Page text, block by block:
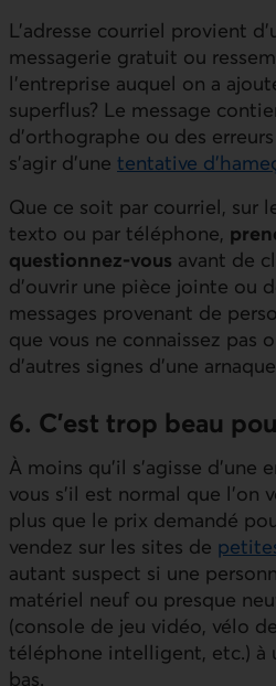
L’adresse courriel provient
messagerie gratuit ou
l’entreprise auquel on a
superflus? Le message
d’orthographe ou des
s'agir d’une tentative
Que ce soit par courriel, sur
texto ou par téléphone,
questionnez-vous avant de
d’ouvrir une pièce jointe ou
messages provenant de
que vous ne connaissez pas
d’autres signes d’une
6. C'est trop beau
À moins qu’il s’agisse d’une
vous s’il est normal que l’on
plus que le prix demandé
vendez sur les sites de
autant suspect si une
matériel neuf ou presque
(console de jeu vidéo, vélo
téléphone intelligent, etc.) à
bas.